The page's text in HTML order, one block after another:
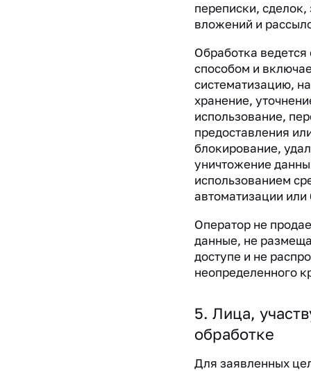
переписки, сделок,
вложений и
Обработка
способом и
систематизацию,
хранение,
использование,
предоставления
блокирование,
уничтожение
использованием
автоматизации или
Оператор не
данные, не
доступе и не
неопределенного
5. Лица,
обработке
Для заявленных